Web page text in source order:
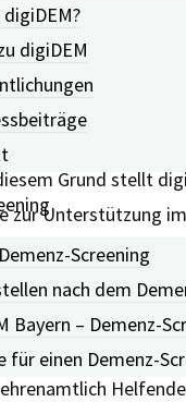
digiDEM
Screening
nach dem
Bayern – Demenz-
für einen Demenz-
Bayern ist es, die
pflegenden An- und
Grund stellt
zur Unterstützung
aufbereitet und
richten sich
und